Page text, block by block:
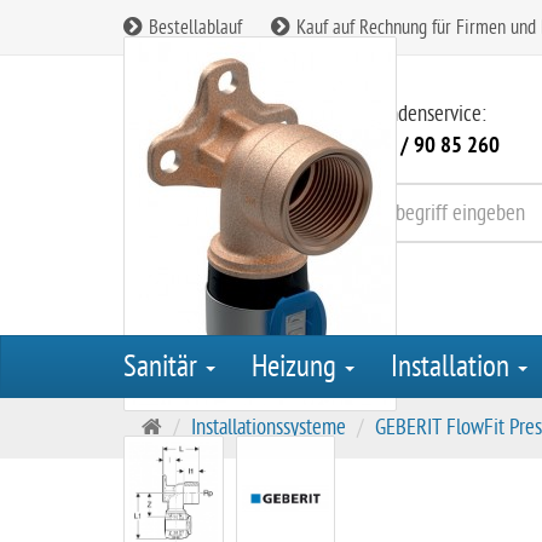
Bestellablauf Kauf auf Rechnung für Firmen und
Kundenservice:
08165 / 90 85 260
Sanitär Heizung Installation
S
t
a
r
Installationssysteme GEBERIT FlowFit